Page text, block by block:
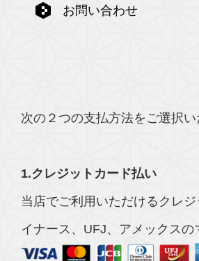
お問い合わせ
次の２つの支払方法をご選択い
1.クレジットカード払い
当店でご利用いただけるクレ
イナース、UFJ、アメックス